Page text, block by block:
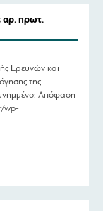
αρ. πρωτ.
Ερευνών και
της
Απόφαση
wp-